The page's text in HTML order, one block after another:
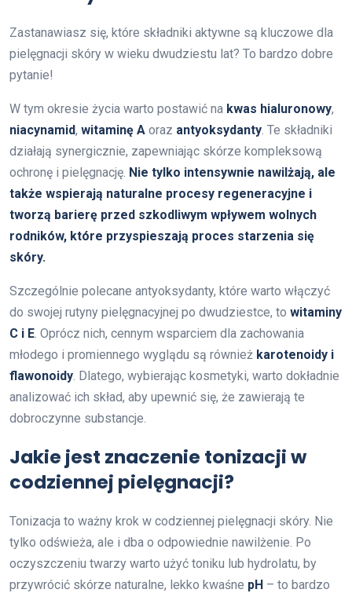
Zastanawiasz się, które składniki aktywne są kluczowe dla
pielęgnacji skóry w wieku dwudziestu lat? To bardzo dobre
pytanie!
W tym okresie życia warto postawić na kwas hialuronowy,
niacynamid, witaminę A oraz antyoksydanty. Te składniki
działają synergicznie, zapewniając skórze kompleksową
ochronę i pielęgnację. Nie tylko intensywnie nawilżają, ale
także wspierają naturalne procesy regeneracyjne i
tworzą barierę przed szkodliwym wpływem wolnych
rodników, które przyspieszają proces starzenia się
skóry.
Szczególnie polecane antyoksydanty, które warto włączyć
do swojej rutyny pielęgnacyjnej po dwudziestce, to witaminy
C i E. Oprócz nich, cennym wsparciem dla zachowania
młodego i promiennego wyglądu są również karotenoidy i
flawonoidy. Dlatego, wybierając kosmetyki, warto dokładnie
analizować ich skład, aby upewnić się, że zawierają te
dobroczynne substancje.
Jakie jest znaczenie tonizacji w
codziennej pielęgnacji?
Tonizacja to ważny krok w codziennej pielęgnacji skóry. Nie
tylko odświeża, ale i dba o odpowiednie nawilżenie. Po
oczyszczeniu twarzy warto użyć toniku lub hydrolatu, by
przywrócić skórze naturalne, lekko kwaśne pH – to bardzo